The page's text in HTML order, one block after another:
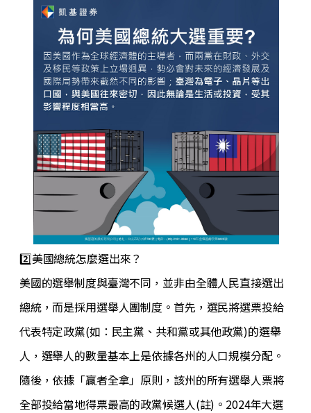
2️⃣美國總統怎麼選出來？
美國的選舉制度與臺灣不同，並非由全體人民直接選出
總統，而是採用選舉人團制度。首先，選民將選票投給
代表特定政黨(如：民主黨、共和黨或其他政黨)的選舉
人，選舉人的數量基本上是依據各州的人口規模分配。
隨後，依據「贏者全拿」原則，該州的所有選舉人票將
全部投給當地得票最高的政黨候選人(註)。2024年大選